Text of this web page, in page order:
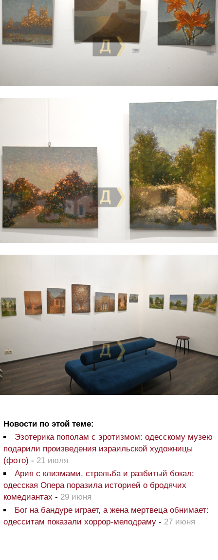
Новости по этой теме:
Эзотерика пополам с эротизмом: одесскому музею
подарили произведения израильской художницы
(фото) - 21 июля
Ария с клизмами, стрельба и разбитый бокал:
одесская Опера поразила историей о бродячих
комедиантах - 29 июня
Бог на бандуре играет, а жена мертвеца обнимает:
одесситам показали хоррор-мелодраму - 27 июня